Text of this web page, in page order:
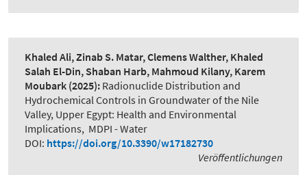
Khaled Ali, Zinab S. Matar, Clemens Walther, Khaled
Salah El-Din, Shaban Harb, Mahmoud Kilany, Karem
Moubark (2025): Radionuclide Distribution and
Hydrochemical Controls in Groundwater of the Nile
Valley, Upper Egypt: Health and Environmental
Implications, MDPI - Water
DOI: https://doi.org/10.3390/w17182730
Veröffentlichungen